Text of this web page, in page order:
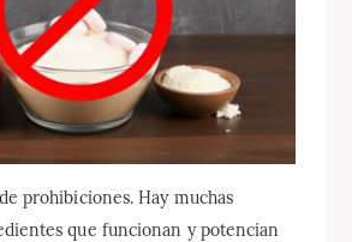
prohibiciones. Hay muchas
que funcionan y potencian